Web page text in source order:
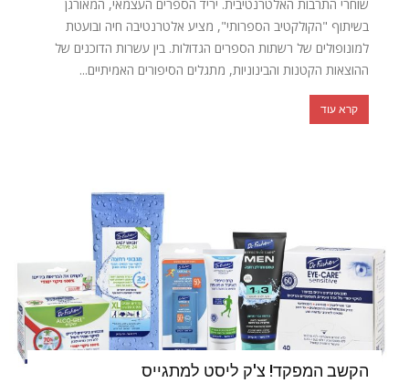
שוחרי התרבות האלטרנטיבית. יריד הספרים העצמאי, המאורגן
בשיתוף "הקולקטיב הספרותי", מציע אלטרנטיבה חיה ובועטת
למונופולים של רשתות הספרים הגדולות. בין עשרות הדוכנים של
ההוצאות הקטנות והבינוניות, מתגלים הסיפורים האמיתיים...
קרא עוד
הקשב המפקד! צ'ק ליסט למתגייס